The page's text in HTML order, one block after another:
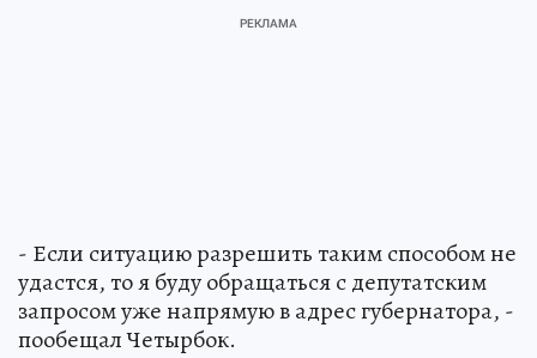
- Если ситуацию разрешить таким способом не
удастся, то я буду обращаться с депутатским
запросом уже напрямую в адрес губернатора, -
пообещал Четырбок.